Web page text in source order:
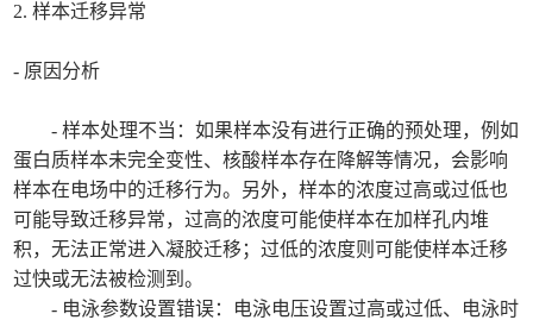
2. 样本迁移异常
- 原因分析
- 样本处理不当：如果样本没有进行正确的预处理，例如
蛋白质样本未完全变性、核酸样本存在降解等情况，会影响
样本在电场中的迁移行为。另外，样本的浓度过高或过低也
可能导致迁移异常，过高的浓度可能使样本在加样孔内堆
积，无法正常进入凝胶迁移；过低的浓度则可能使样本迁移
过快或无法被检测到。
- 电泳参数设置错误：电泳电压设置过高或过低、电泳时